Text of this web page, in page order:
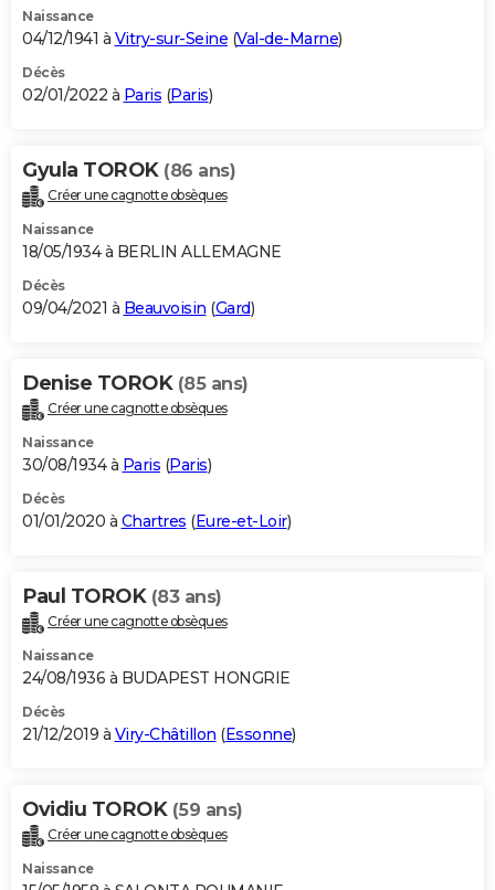
Naissance
04/12/1941 à Vitry-sur-Seine (Val-de-Marne)
Décès
02/01/2022 à Paris (Paris)
Gyula TOROK (86 ans)
Créer une cagnotte obsèques
Naissance
18/05/1934 à BERLIN ALLEMAGNE
Décès
09/04/2021 à Beauvoisin (Gard)
Denise TOROK (85 ans)
Créer une cagnotte obsèques
Naissance
30/08/1934 à Paris (Paris)
Décès
01/01/2020 à Chartres (Eure-et-Loir)
Paul TOROK (83 ans)
Créer une cagnotte obsèques
Naissance
24/08/1936 à BUDAPEST HONGRIE
Décès
21/12/2019 à Viry-Châtillon (Essonne)
Ovidiu TOROK (59 ans)
Créer une cagnotte obsèques
Naissance